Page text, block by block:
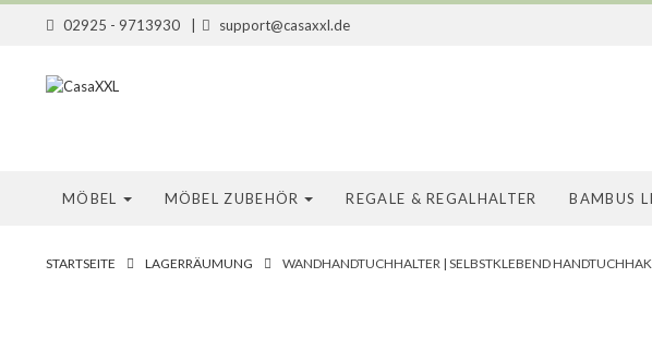
02925 - 9713930 support@casaxxl.de
MÖBEL MÖBEL ZUBEHÖR REGALE & REGALHALTER BAMBUS
STARTSEITE LAGERRÄUMUNG WANDHANDTUCHHALTER | SELBSTKLEBEND